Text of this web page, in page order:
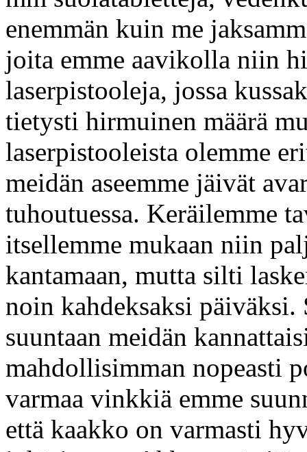
enemmän kuin me
joita emme aavikolla niin
laserpistooleja, jossa
tietysti hirmuinen määrä
laserpistooleista olemme
meidän aseemme jäivät
tuhoutuessa. Keräilemme
itsellemme mukaan niin
kantamaan, mutta silti
noin kahdeksaksi
suuntaan meidän
mahdollisimman nopeasti
varmaa vinkkiä emme
että kaakko on varmasti